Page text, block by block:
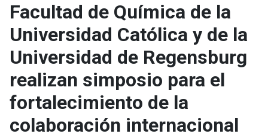
Facultad de Química de la
Universidad Católica y de la
Universidad de Regensburg
realizan simposio para el
fortalecimiento de la
colaboración internacional